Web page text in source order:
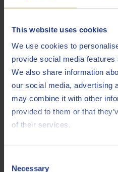
This website uses cookies
We use cookies to
provide social media
We also share information
our social media, advertising
may combine it with other
provided to them or that
of their services.
Necessary